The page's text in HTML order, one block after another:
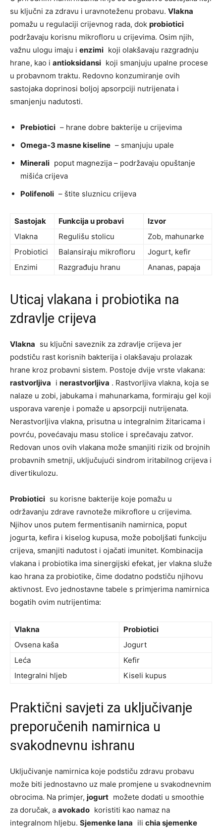
su ključni za zdravu i uravnoteženu probavu. Vlakna
pomažu u regulaciji crijevnog rada, dok probiotici
podržavaju korisnu mikrofloru u crijevima. Osim njih,
važnu ulogu imaju i enzimi koji olakšavaju razgradnju
hrane, kao i antioksidansi koji smanjuju upalne procese
u probavnom traktu. Redovno konzumiranje ovih
sastojaka doprinosi boljoj apsorpciji nutrijenata i
smanjenju nadutosti.
Prebiotici – hrane dobre bakterije u crijevima
Omega-3 masne kiseline – smanjuju upale
Minerali poput magnezija – podržavaju opuštanje
mišića crijeva
Polifenoli – štite sluznicu crijeva
Sastojak Funkcija u probavi
Izvor
Vlakna
Regulišu stolicu
Zob, mahunarke
Probiotici
Balansiraju mikrofloru
Jogurt, kefir
Enzimi
Razgrađuju hranu Ananas, papaja
Uticaj vlakana i probiotika na
zdravlje crijeva
Vlakna su ključni saveznik za zdravlje crijeva jer
podstiču rast korisnih bakterija i olakšavaju prolazak
hrane kroz probavni sistem. Postoje dvije vrste vlakana:
rastvorljiva i nerastvorljiva . Rastvorljiva vlakna, koja se
nalaze u zobi, jabukama i mahunarkama, formiraju gel koji
usporava varenje i pomaže u apsorpciji nutrijenata.
Nerastvorljiva vlakna, prisutna u integralnim žitaricama i
povrću, povećavaju masu stolice i sprečavaju zatvor.
Redovan unos ovih vlakana može smanjiti rizik od brojnih
probavnih smetnji, uključujući sindrom iritabilnog crijeva i
divertikulozu.
Probiotici su korisne bakterije koje pomažu u
održavanju zdrave ravnoteže mikroflore u crijevima.
Njihov unos putem fermentisanih namirnica, poput
jogurta, kefira i kiselog kupusa, može poboljšati funkciju
crijeva, smanjiti nadutost i ojačati imunitet. Kombinacija
vlakana i probiotika ima sinergijski efekat, jer vlakna služe
kao hrana za probiotike, čime dodatno podstiču njihovu
aktivnost. Evo jednostavne tabele s primjerima namirnica
bogatih ovim nutrijentima:
Vlakna
Probiotici
Ovsena kaša
Jogurt
Leća
Kefir
Integralni hljeb
Kiseli kupus
Praktični savjeti za uključivanje
preporučenih namirnica u
svakodnevnu ishranu
Uključivanje namirnica koje podstiču zdravu probavu
može biti jednostavno uz male promjene u svakodnevnim
obrocima. Na primjer, jogurt možete dodati u smoothie
za doručak, a avokado koristiti kao namaz na
integralnom hljebu. Sjemenke lana ili chia sjemenke